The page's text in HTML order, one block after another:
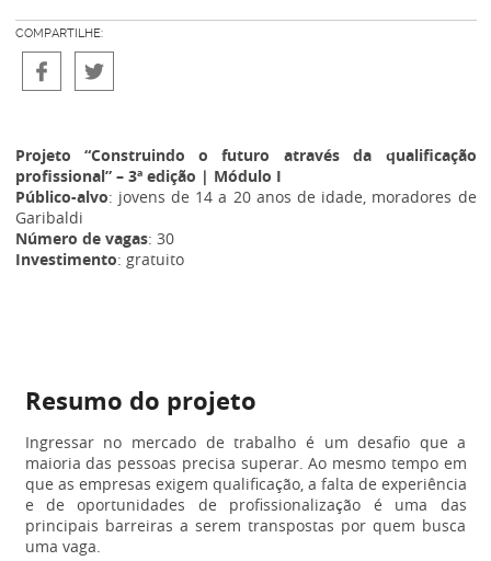
COMPARTILHE:
Projeto “Construindo o futuro através da qualificação
profissional” – 3ª edição | Módulo I
Público-alvo: jovens de 14 a 20 anos de idade, moradores de
Garibaldi
Número de vagas: 30
Investimento: gratuito
Resumo do projeto
Ingressar no mercado de trabalho é um desafio que a
maioria das pessoas precisa superar. Ao mesmo tempo em
que as empresas exigem qualificação, a falta de experiência
e de oportunidades de profissionalização é uma das
principais barreiras a serem transpostas por quem busca
uma vaga.